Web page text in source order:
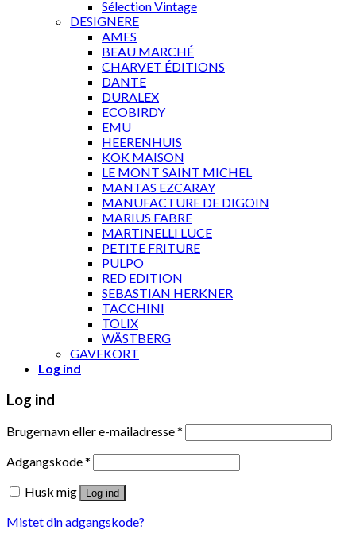
Sélection Vintage
DESIGNERE
AMES
BEAU MARCHÉ
CHARVET ÉDITIONS
DANTE
DURALEX
ECOBIRDY
EMU
HEERENHUIS
KOK MAISON
LE MONT SAINT MICHEL
MANTAS EZCARAY
MANUFACTURE DE DIGOIN
MARIUS FABRE
MARTINELLI LUCE
PETITE FRITURE
PULPO
RED EDITION
SEBASTIAN HERKNER
TACCHINI
TOLIX
WÄSTBERG
GAVEKORT
Log ind
Log ind
Brugernavn eller e-mailadresse*
Adgangskode*
Husk mig
Log ind
Mistet din adgangskode?